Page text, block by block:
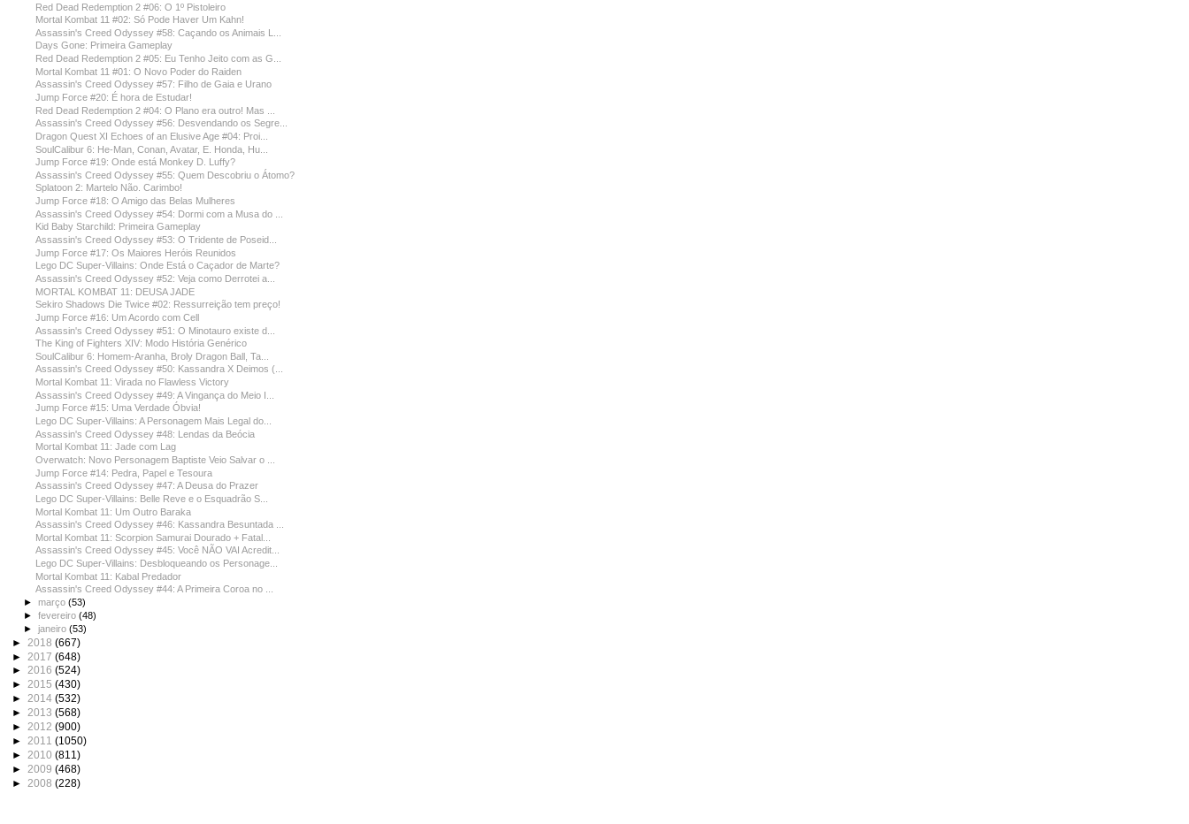
Red Dead Redemption 2 #06: O 1º Pistoleiro
Mortal Kombat 11 #02: Só Pode Haver Um Kahn!
Assassin's Creed Odyssey #58: Caçando os Animais L...
Days Gone: Primeira Gameplay
Red Dead Redemption 2 #05: Eu Tenho Jeito com as G...
Mortal Kombat 11 #01: O Novo Poder do Raiden
Assassin's Creed Odyssey #57: Filho de Gaia e Urano
Jump Force #20: É hora de Estudar!
Red Dead Redemption 2 #04: O Plano era outro! Mas ...
Assassin's Creed Odyssey #56: Desvendando os Segre...
Dragon Quest XI Echoes of an Elusive Age #04: Proi...
SoulCalibur 6: He-Man, Conan, Avatar, E. Honda, Hu...
Jump Force #19: Onde está Monkey D. Luffy?
Assassin's Creed Odyssey #55: Quem Descobriu o Átomo?
Splatoon 2: Martelo Não. Carimbo!
Jump Force #18: O Amigo das Belas Mulheres
Assassin's Creed Odyssey #54: Dormi com a Musa do ...
Kid Baby Starchild: Primeira Gameplay
Assassin's Creed Odyssey #53: O Tridente de Poseid...
Jump Force #17: Os Maiores Heróis Reunidos
Lego DC Super-Villains: Onde Está o Caçador de Marte?
Assassin's Creed Odyssey #52: Veja como Derrotei a...
MORTAL KOMBAT 11: DEUSA JADE
Sekiro Shadows Die Twice #02: Ressurreição tem preço!
Jump Force #16: Um Acordo com Cell
Assassin's Creed Odyssey #51: O Minotauro existe d...
The King of Fighters XIV: Modo História Genérico
SoulCalibur 6: Homem-Aranha, Broly Dragon Ball, Ta...
Assassin's Creed Odyssey #50: Kassandra X Deimos (...
Mortal Kombat 11: Virada no Flawless Victory
Assassin's Creed Odyssey #49: A Vingança do Meio I...
Jump Force #15: Uma Verdade Óbvia!
Lego DC Super-Villains: A Personagem Mais Legal do...
Assassin's Creed Odyssey #48: Lendas da Beócia
Mortal Kombat 11: Jade com Lag
Overwatch: Novo Personagem Baptiste Veio Salvar o ...
Jump Force #14: Pedra, Papel e Tesoura
Assassin's Creed Odyssey #47: A Deusa do Prazer
Lego DC Super-Villains: Belle Reve e o Esquadrão S...
Mortal Kombat 11: Um Outro Baraka
Assassin's Creed Odyssey #46: Kassandra Besuntada ...
Mortal Kombat 11: Scorpion Samurai Dourado + Fatal...
Assassin's Creed Odyssey #45: Você NÃO VAI Acredit...
Lego DC Super-Villains: Desbloqueando os Personage...
Mortal Kombat 11: Kabal Predador
Assassin's Creed Odyssey #44: A Primeira Coroa no ...
►março(53)
►fevereiro(48)
►janeiro(53)
► 2018 (667)
► 2017 (648)
► 2016 (524)
► 2015 (430)
► 2014 (532)
► 2013 (568)
► 2012 (900)
► 2011 (1050)
► 2010 (811)
► 2009 (468)
► 2008 (228)